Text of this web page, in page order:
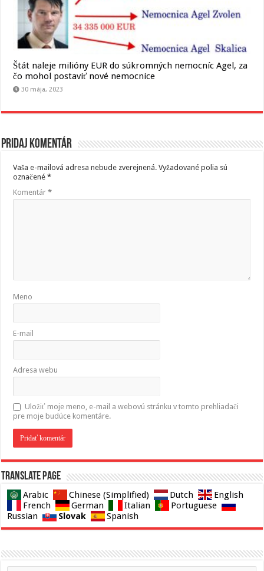
Štát naleje milióny EUR do súkromných nemocníc Agel, za
čo mohol postaviť nové nemocnice
30 mája, 2023
Pridaj komentár
Vaša e-mailová adresa nebude zverejnená. Vyžadované polia sú
označené*
Komentár*
Meno
E-mail
Adresa webu
Uložiť moje meno, e-mail a webovú stránku v tomto prehliadači
pre moje budúce komentáre.
Translate page
Arabic Chinese (Simplified) Dutch
English
French
German Italian
Portuguese
Russian
Slovak Spanish